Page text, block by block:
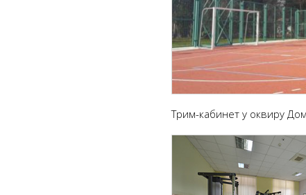
Трим-кабинет у оквиру